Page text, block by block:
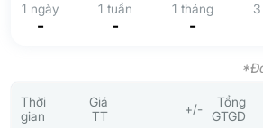
1 ngày
-
1 tuần
-
1 tháng
-
Thời
gian
Giá
TT
+/-
Tổng
GTGD